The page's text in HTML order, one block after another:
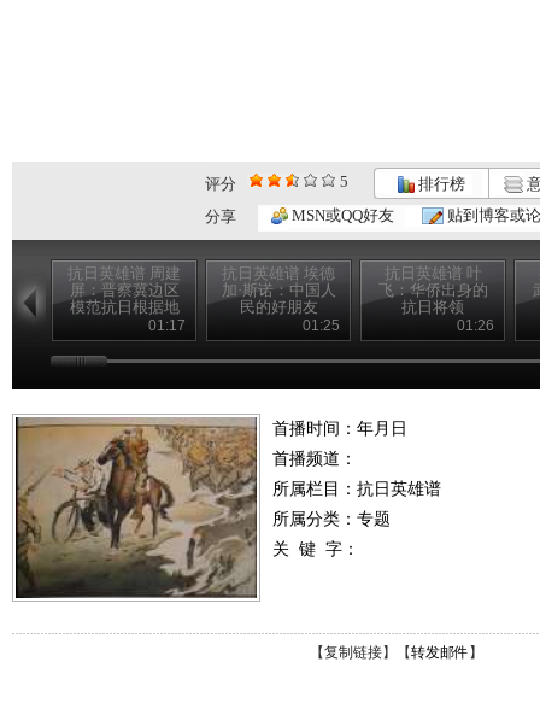
评分 5 排行榜
分享
MSN或QQ好友 贴到博客或
抗日英雄谱 周建
屏：晋察冀边区
模范抗日根据地
的创建人01:17
抗日英雄谱 埃德
加·斯诺：中国人
民的好朋友
01:25
抗日英雄谱 叶
飞：华侨出身的
抗日将领
01:26
首播时间：年月日
首播频道：
所属栏目： 抗日英雄谱
所属分类：专题
关 键 字：
【复制链接】【转发邮件 】